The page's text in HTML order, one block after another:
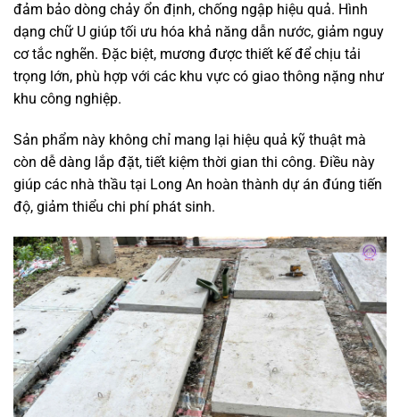
đảm bảo dòng chảy ổn định, chống ngập hiệu quả. Hình
dạng chữ U giúp tối ưu hóa khả năng dẫn nước, giảm nguy
cơ tắc nghẽn. Đặc biệt, mương được thiết kế để chịu tải
trọng lớn, phù hợp với các khu vực có giao thông nặng như
khu công nghiệp.
Sản phẩm này không chỉ mang lại hiệu quả kỹ thuật mà
còn dễ dàng lắp đặt, tiết kiệm thời gian thi công. Điều này
giúp các nhà thầu tại Long An hoàn thành dự án đúng tiến
độ, giảm thiểu chi phí phát sinh.